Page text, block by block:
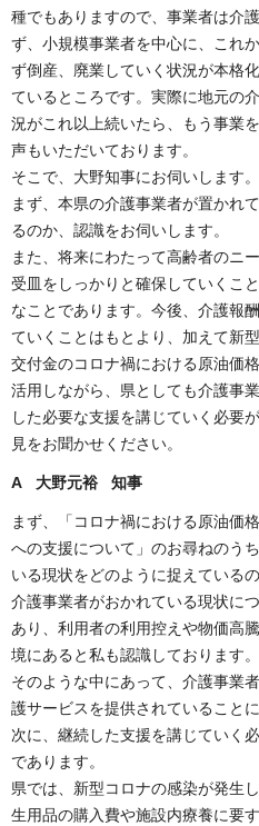
種でもありますので、事業者は介
ず、小規模事業者を中心に、これ
ず倒産、廃業していく状況が本格
ているところです。実際に地元の
況がこれ以上続いたら、もう事業
声もいただいております。
そこで、大野知事にお伺いします。
まず、本県の介護事業者が置かれ
るのか、認識をお伺いします。
また、将来にわたって高齢者のニ
受皿をしっかりと確保していくこ
なことであります。今後、介護報
ていくことはもとより、加えて新
交付金のコロナ禍における原油価
活用しながら、県としても介護事
した必要な支援を講じていく必要
見をお聞かせください。
A 大野元裕 知事
まず、「コロナ禍における原油価
への支援について」のお尋ねのう
いる現状をどのように捉えている
介護事業者がおかれている現状に
あり、利用者の利用控えや物価高
境にあると私も認識しております。
そのような中にあって、介護事業
護サービスを提供されていること
次に、継続した支援を講じていく
であります。
県では、新型コロナの感染が発生
生用品の購入費や施設内療養に要